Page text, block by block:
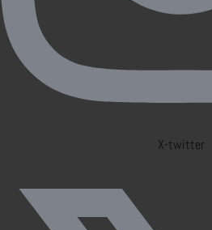
X-twitter